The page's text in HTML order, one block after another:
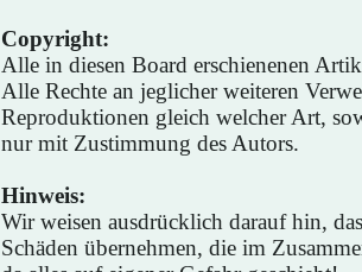
Copyright:
Alle in diesen Board erschienenen
Alle Rechte an jeglicher weiteren
Reproduktionen gleich welcher Art,
nur mit Zustimmung des Autors.
Hinweis:
Wir weisen ausdrücklich darauf hin,
Schäden übernehmen, die im